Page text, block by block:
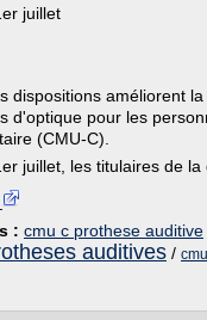
juillet
dispositions améliorent
d'optique pour les
(CMU-C).
juillet, les titulaires de la
: cmu c prothese auditive
auditives /